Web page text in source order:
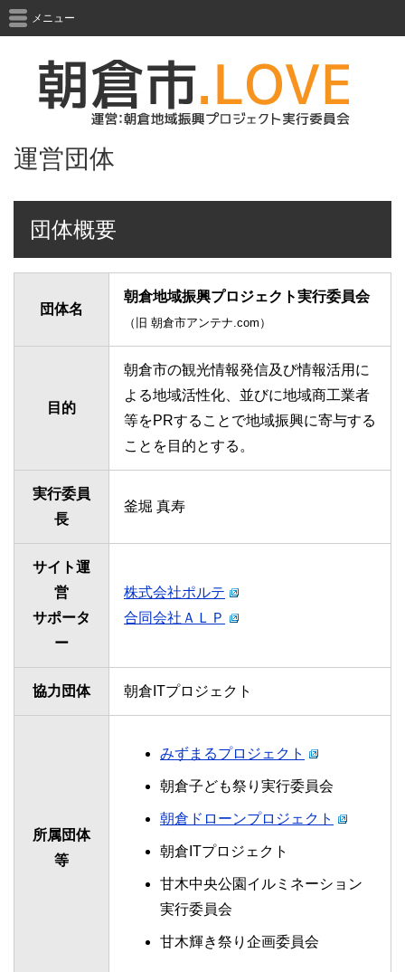
メニュー
運営団体
団体概要
団体名
朝倉地域振興プロジェクト実行委員会
（旧 朝倉市アンテナ.com）
目的
朝倉市の観光情報発信及び情報活用に
よる地域活性化、並びに地域商工業者
等をPRすることで地域振興に寄与する
ことを目的とする。
実行委員
長
釜堀 真寿
サイト運
営
サポータ
ー
株式会社ポルテ
合同会社ＡＬＰ
協力団体 朝倉ITプロジェクト
所属団体
等
みずまるプロジェクト
朝倉子ども祭り実行委員会
朝倉ドローンプロジェクト
朝倉ITプロジェクト
甘木中央公園イルミネーション
実行委員会
甘木輝き祭り企画委員会